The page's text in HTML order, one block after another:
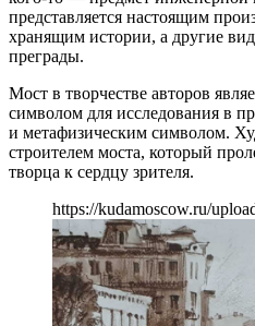
представляется настоящим
хранящим истории, а другие
преграды.
Мост в творчестве авторов
символом для исследования в
и метафизическим символом.
строителем моста, который
творца к сердцу зрителя.
https://kudamoscow.ru/